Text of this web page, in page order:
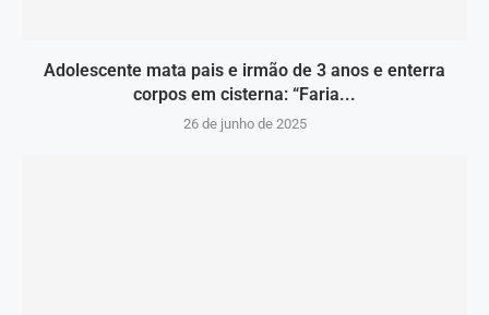
Adolescente mata pais e irmão de 3 anos e enterra
corpos em cisterna: “Faria...
26 de junho de 2025